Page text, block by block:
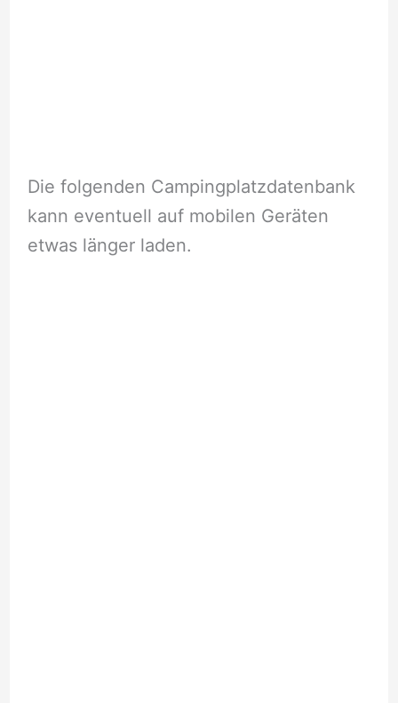
Die folgenden Campingplatzdatenbank
kann eventuell auf mobilen Geräten
etwas länger laden.